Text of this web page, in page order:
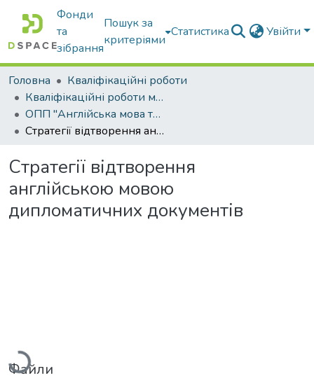
Фонди
та
зібрання
Пошук за
критеріями
Статистика Увійти
Головна
Кваліфікаційні роботи
Кваліфікаційні роботи магістрів
ОПП "Англійська мова та друга іноземна мова"
Стратегії відтворення англійською мовою дипломатичних документів
Стратегії відтворення
англійською мовою
дипломатичних документів
Вантажиться...
Файли